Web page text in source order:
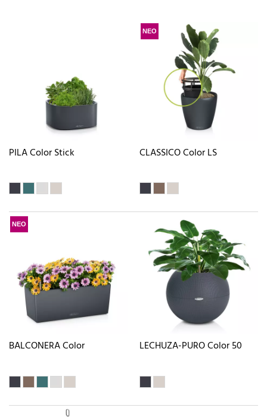
PILA Color Stick
ΝΕΟ
CLASSICO Color LS
ΝΕΟ
BALCONERA Color LECHUZA-PURO Color 50